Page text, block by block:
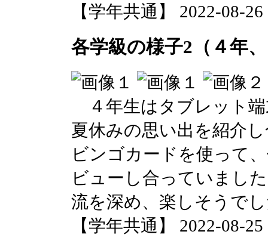
【学年共通】 2022-08-
各学級の様子2（４年
４年生はタブレット
夏休みの思い出を紹介
ビンゴカードを使って
ビューし合っていまし
流を深め、楽しそうで
【学年共通】 2022-08-